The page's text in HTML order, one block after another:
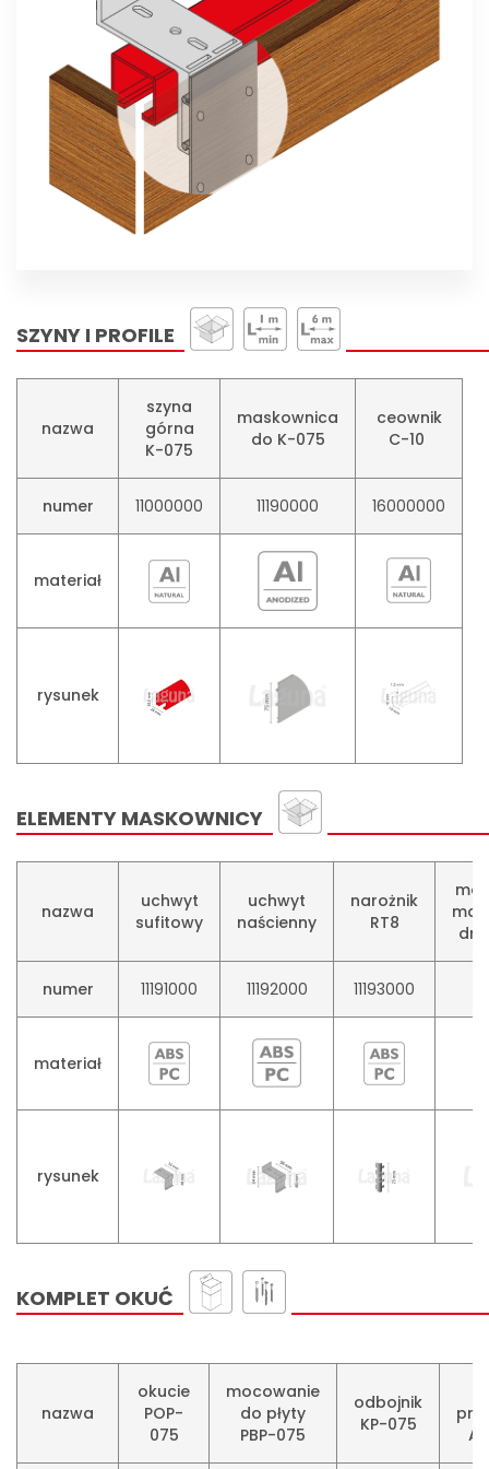
SZYNY I PROFILE
nazwa
szyna
górna
K-075​
maskownica
do K-075
ceownik
C-10 ​
numer 11000000​ 11190000​ 16000000
materiał
rysunek
ELEMENTY MASKOWNICY
nazwa
uchwyt
sufitowy
uchwyt
naścienny
narożnik
RT8
numer 11191000 11192000 11193000
materiał
rysunek
KOMPLET OKUĆ
nazwa
okucie
POP-
075
mocowanie
do płyty
PBP-075
odbojnik
KP-075